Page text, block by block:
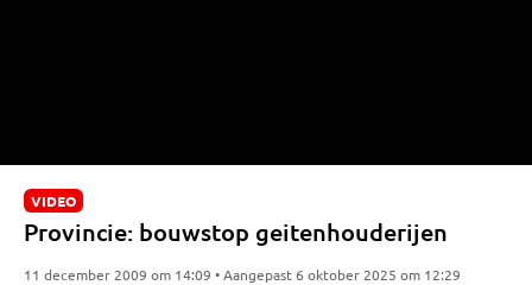
VIDEO
Provincie: bouwstop geitenhouderijen
11 december 2009 om 14:09 • Aangepast 6 oktober 2025 om 12:29